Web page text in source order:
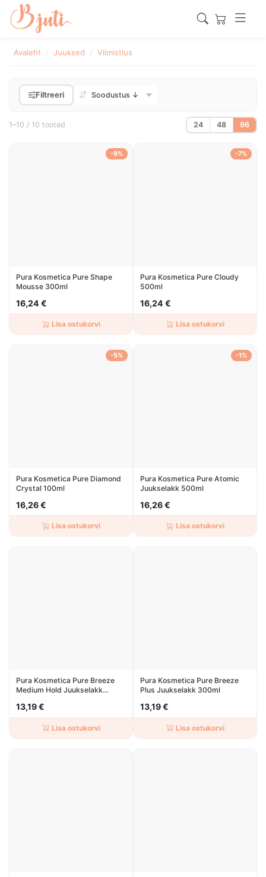
Avaleht Juuksed Viimistlus
Filtreeri
1–10 / 10 tooted 24 48 96
-9%
Pura Kosmetica Pure Shape
Mousse 300ml
16,24 €
Lisa ostukorvi
-7%
Pura Kosmetica Pure Cloudy
500ml
16,24 €
Lisa ostukorvi
-5%
Pura Kosmetica Pure Diamond
Crystal 100ml
16,26 €
Lisa ostukorvi
-1%
Pura Kosmetica Pure Atomic
Juukselakk 500ml
16,26 €
Lisa ostukorvi
Pura Kosmetica Pure Breeze
Medium Hold Juukselakk
13,19 €
Lisa ostukorvi
Pura Kosmetica Pure Breeze
Plus Juukselakk 300ml
13,19 €
Lisa ostukorvi